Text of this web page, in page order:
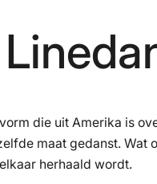
die uit Amerika is
maat gedanst. Wat
herhaald wordt.